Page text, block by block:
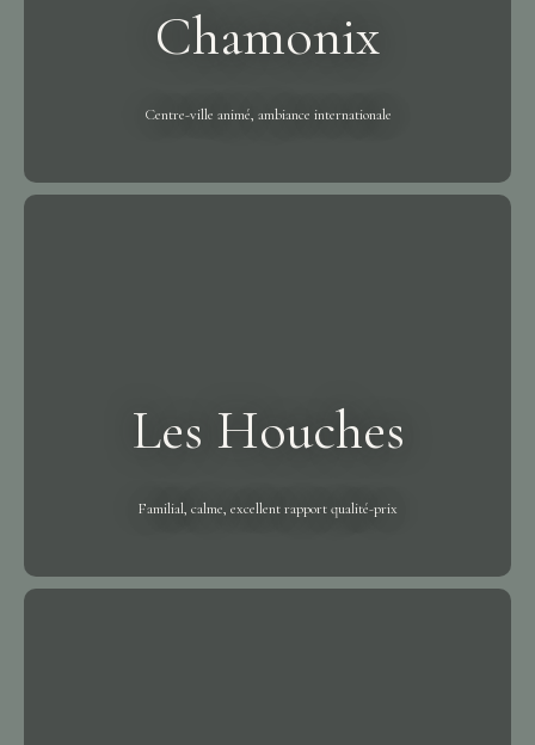
Chamonix
Centre-ville animé, ambiance internationale
Les Houches
Familial, calme, excellent rapport qualité-prix